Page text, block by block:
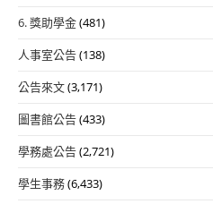
6. 獎助學金(481)
人事室公告(138)
公告來文(3,171)
圖書館公告(433)
學務處公告(2,721)
學生事務(6,433)